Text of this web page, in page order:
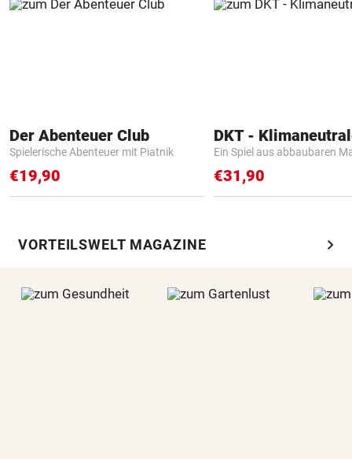
Der Abenteuer Club
Spielerische Abenteuer mit Piatnik
€19,90
Ein Spiel aus abbaubaren
€31,90
VORTEILSWELT MAGAZINE chevron_right